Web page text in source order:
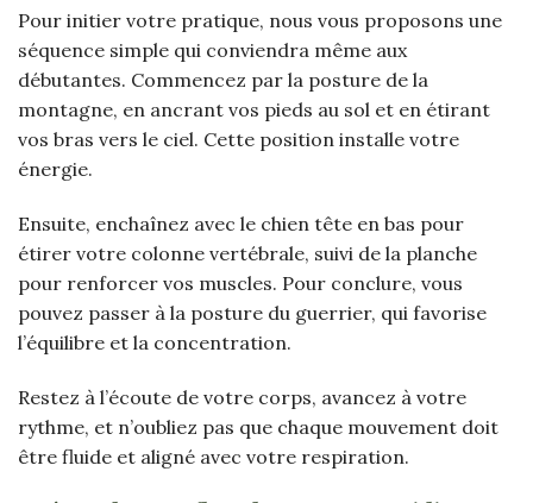
Pour initier votre pratique, nous vous proposons une
séquence simple qui conviendra même aux
débutantes. Commencez par la posture de la
montagne, en ancrant vos pieds au sol et en étirant
vos bras vers le ciel. Cette position installe votre
énergie.
Ensuite, enchaînez avec le chien tête en bas pour
étirer votre colonne vertébrale, suivi de la planche
pour renforcer vos muscles. Pour conclure, vous
pouvez passer à la posture du guerrier, qui favorise
l’équilibre et la concentration.
Restez à l’écoute de votre corps, avancez à votre
rythme, et n’oubliez pas que chaque mouvement doit
être fluide et aligné avec votre respiration.